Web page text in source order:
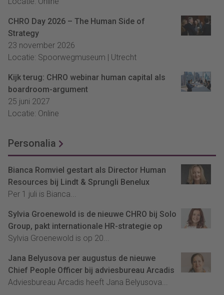
CHRO Day 2026 – The Human Side of
Strategy
23 november 2026
Locatie: Spoorwegmuseum | Utrecht
Kijk terug: CHRO webinar human capital als
boardroom-argument
25 juni 2027
Locatie: Online
Personalia
Bianca Romviel gestart als Director Human
Resources bij Lindt & Sprungli Benelux
Per 1 juli is Bianca...
Sylvia Groenewold is de nieuwe CHRO bij Solo
Group, pakt internationale HR-strategie op
Sylvia Groenewold is op 20...
Jana Belyusova per augustus de nieuwe
Chief People Officer bij adviesbureau Arcadis
Adviesbureau Arcadis heeft Jana Belyusova...